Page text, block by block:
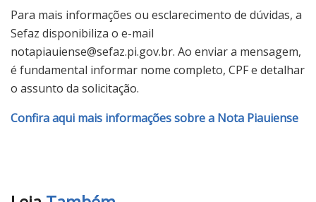
Para mais informações ou esclarecimento de dúvidas, a
Sefaz disponibiliza o e-mail
notapiauiense@sefaz.pi.gov.br. Ao enviar a mensagem,
é fundamental informar nome completo, CPF e detalhar
o assunto da solicitação.
Confira aqui mais informações sobre a Nota Piauiense